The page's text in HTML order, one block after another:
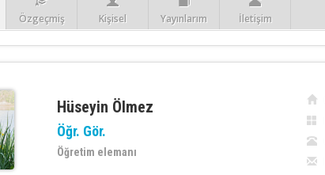
Özgeçmiş Kişisel Yayınlarım İletişim
Hüseyin Ölmez
Öğr. Gör.
Öğretim elemanı